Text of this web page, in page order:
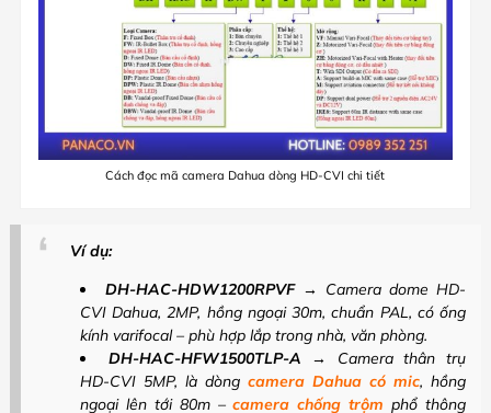
Cách đọc mã camera Dahua dòng HD-CVI chi tiết
Ví dụ:
DH-HAC-HDW1200RPVF→ Camera dome HD-
CVI Dahua, 2MP, hồng ngoại 30m, chuẩn PAL, có ống
kính varifocal – phù hợp lắp trong nhà, văn phòng.
DH-HAC-HFW1500TLP-A → Camera thân trụ
HD-CVI 5MP, là dòng camera Dahua có mic, hồng
ngoại lên tới 80m –camera chống trộm phổ thông